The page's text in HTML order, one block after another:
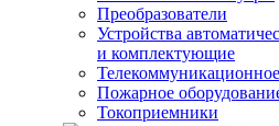
Преобразователи
Устройства
и комплектующие
Пожарное
Токоприемники